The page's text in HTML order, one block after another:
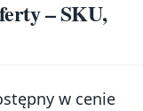
– SKU,
w cenie